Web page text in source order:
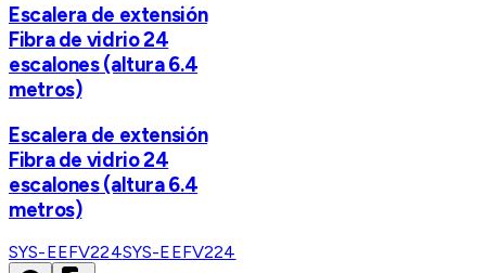
Escalera de extensión
Fibra de vidrio 24
escalones (altura 6.4
metros)
Escalera de extensión
Fibra de vidrio 24
escalones (altura 6.4
metros)
SYS-EEFV224SYS-EEFV224